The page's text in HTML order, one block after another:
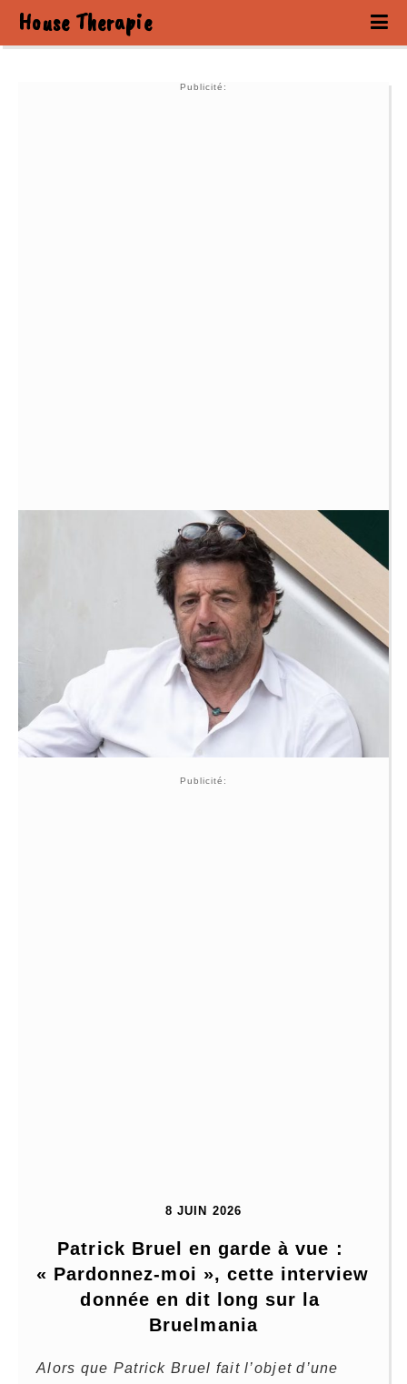
House Therapie
Publicité:
Publicité:
8 JUIN 2026
Patrick Bruel en garde à vue :
« Pardonnez-moi », cette interview
donnée en dit long sur la
Bruelmania
Alors que Patrick Bruel fait l’objet d’une